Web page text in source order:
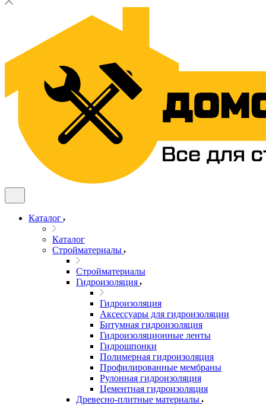
Каталог
Каталог
Стройматериалы
Стройматериалы
Гидроизоляция
Гидроизоляция
Аксессуары для гидроизоляции
Битумная гидроизоляция
Гидроизоляционные ленты
Гидрошпонки
Полимерная гидроизоляция
Профилированные мембраны
Рулонная гидроизоляция
Цементная гидроизоляция
Древесно-плитные материалы